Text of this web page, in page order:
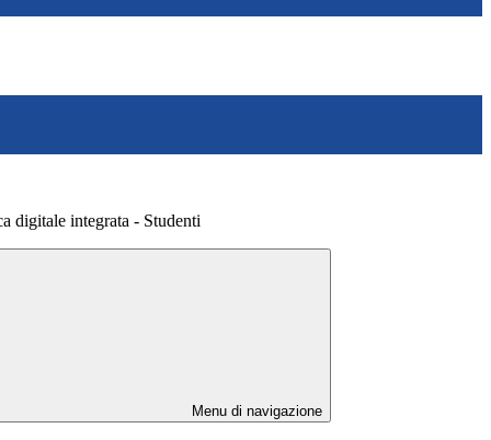
digitale integrata - Studenti
Menu di navigazione